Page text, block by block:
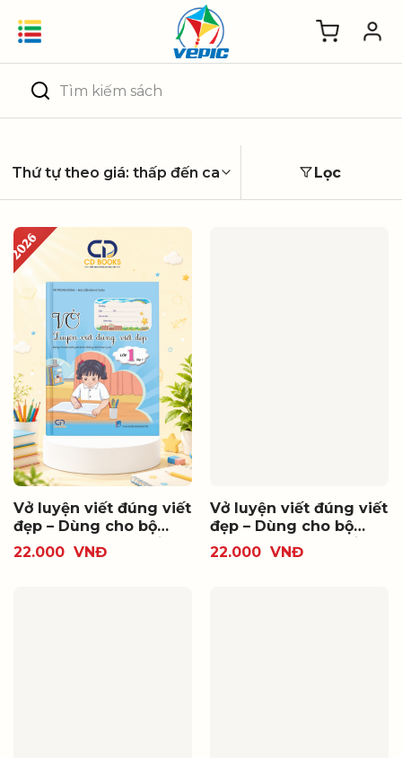
Tìm
kiếm:
Lọc
Vở luyện viết đúng viết
đẹp – Dùng cho bộ
sách giáo khoa thống
nhất. Lớp 1 tập 1
22.000 VNĐ
Vở luyện viết đúng viết
đẹp – Dùng cho bộ
sách giáo khoa thống
nhất. Lớp 1 tập 2
22.000 VNĐ